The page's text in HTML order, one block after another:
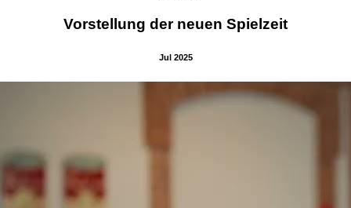
Vorstellung der neuen Spielzeit
Jul 2025